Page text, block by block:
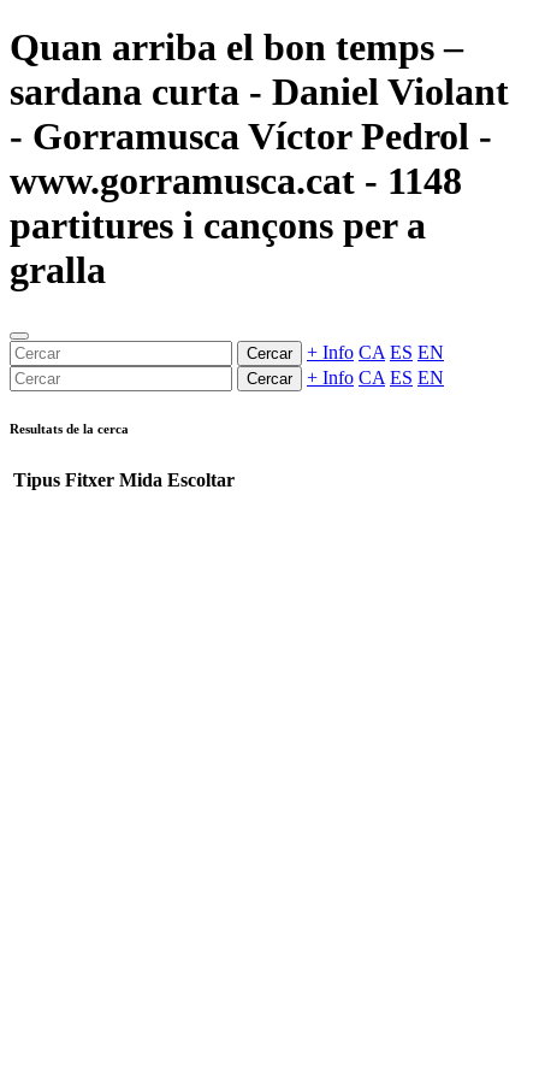
Quan arriba el bon temps –
sardana curta - Daniel Violant
- Gorramusca Víctor Pedrol -
www.gorramusca.cat - 1148
partitures i cançons per a
gralla
Cercar + Info CA ES EN
Cercar + Info CA ES EN
Resultats de la cerca
Tipus Fitxer Mida Escoltar